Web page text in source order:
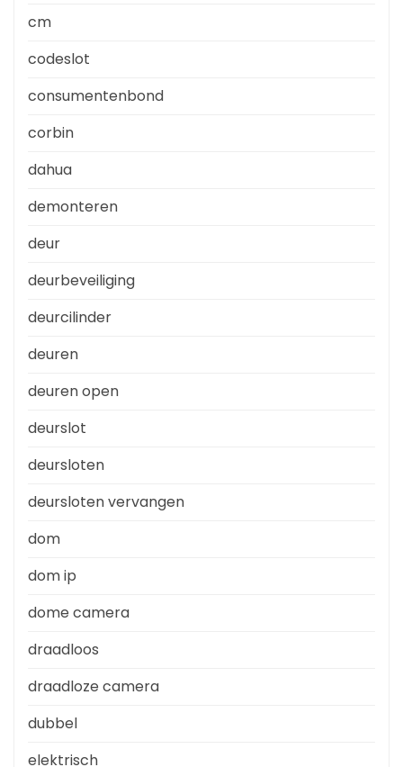
cm
codeslot
consumentenbond
corbin
dahua
demonteren
deur
deurbeveiliging
deurcilinder
deuren
deuren open
deurslot
deursloten
deursloten vervangen
dom
dom ip
dome camera
draadloos
draadloze camera
dubbel
elektrisch